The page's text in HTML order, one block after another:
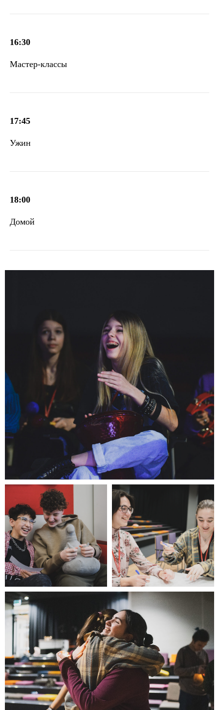
16:30
Мастер-классы
17:45
Ужин
18:00
Домой